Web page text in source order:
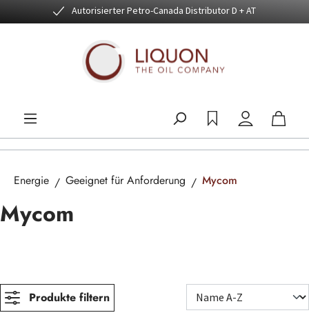
Zum Hauptinhalt springenAutorisierter Petro-Canada Distributor D + AT
Energie Geeignet für Anforderung Mycom
Mycom
Produkte filtern